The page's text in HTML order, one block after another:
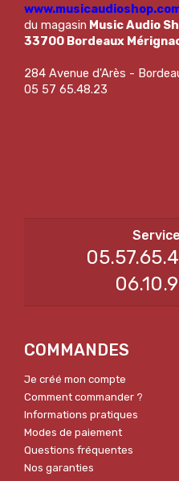
du magasin Music Audio
33700 Bordeaux
284 Avenue d'Arès -
05 57 65.48.23
COMMANDES
Je créé mon compte
Comment commander ?
Informations pratiques
Modes de paiement
Questions fréquentes
Nos garanties